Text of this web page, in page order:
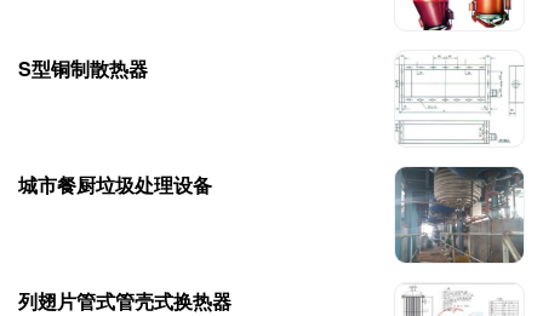
S型铜制散热器
城市餐厨垃圾处理设备
列翅片管式管壳式换热器